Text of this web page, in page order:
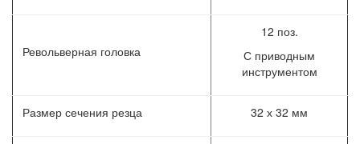
Револьверная головка
12 поз.
С приводным
инструментом
Размер сечения резца 32 х 32 мм